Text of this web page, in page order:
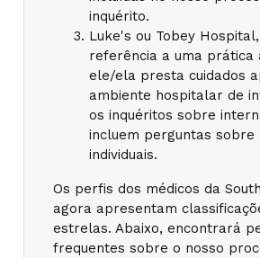
inquérito.
Luke's ou Tobey
referência a uma prática
ele/ela presta cuidados
ambiente hospitalar de
os inquéritos sobre
incluem perguntas
individuais.
Os perfis dos médicos da
agora apresentam
estrelas. Abaixo, encontrará
frequentes sobre o nosso